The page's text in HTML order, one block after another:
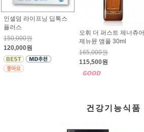
인셀덤 라이프닝 딥톡스
플러스
150,000원
120,000원
오휘 더 퍼스트 제너츄어
제뉴뮨 앰풀 30ml
165,000원
115,500원
건강기능식품